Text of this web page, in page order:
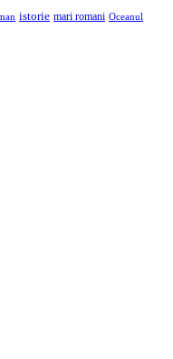
istorie mari romani Oceanul